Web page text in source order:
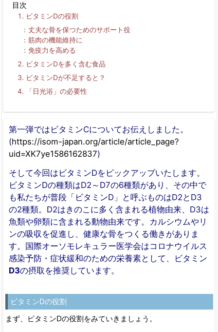
目次
ビタミンDの役割
丈夫な骨を保つためのサポート役
筋肉の機能維持に
免疫力を高める
ビタミンDを多く含む食品
ビタミンDが不足すると？
「日光浴」の必要性
第一弾ではビタミンCについてお伝えしました。
(https://isom-japan.org/article/article_page?
uid=XK7ye1586162837)
そして今回はビタミンDをピックアップいたします。
ビタミンDの種類はD2～D7の6種類があり、その中で
も私たちが普段「ビタミンD」と呼ぶものはD2とD3
の2種類。D2はきのこに多く含まれる植物由来、D3は
魚類や卵類に含まれる動物由来です。カルシウムやリ
ンの吸収を促進し、健康な骨をつくる働きがありま
す。国際オーソモレキュラー医学会はコロナウイルス
感染予防・症状緩和のための栄養素として、ビタミン
D3の摂取を推奨しています。
ビタミンDの役割
まず、ビタミンDの役割をみていきましょう。